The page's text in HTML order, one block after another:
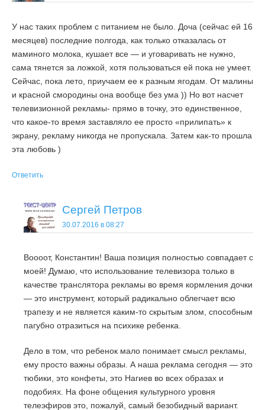
У нас таких проблем с питанием не было. Доча (сейчас ей 16
месяцев) последние полгода, как только отказалась от
маминого молока, кушает все — и уговаривать не нужно,
сама тянется за ложкой, хотя пользоваться ей пока не умеет.
Сейчас, пока лето, приучаем ее к разным ягодам. От малины
и красной смородины она вообще без ума )) Но вот насчет
телевизионной рекламы- прямо в точку, это единственное,
что какое-то время заставляло ее просто «прилипать» к
экрану, рекламу никогда не пропускала. Затем как-то прошла
эта любовь )
Ответить
Сергей Петров
30.07.2016 в 08:27
Воооот, Константин! Ваша позиция полностью совпадает с
моей! Думаю, что использование телевизора только в
качестве транслятора рекламы во время кормления дочки
— это инструмент, который радикально облегчает всю
трапезу и не является каким-то скрытым злом, способным
пагубно отразиться на психике ребенка.
Дело в том, что ребенок мало понимает смысл рекламы,
ему просто важны образы. А наша реклама сегодня — это
тюбики, это конфеты, это Нагиев во всех образах и
подобиях. На фоне общения культурного уровня
телеэфиров это, пожалуй, самый безобидный вариант.